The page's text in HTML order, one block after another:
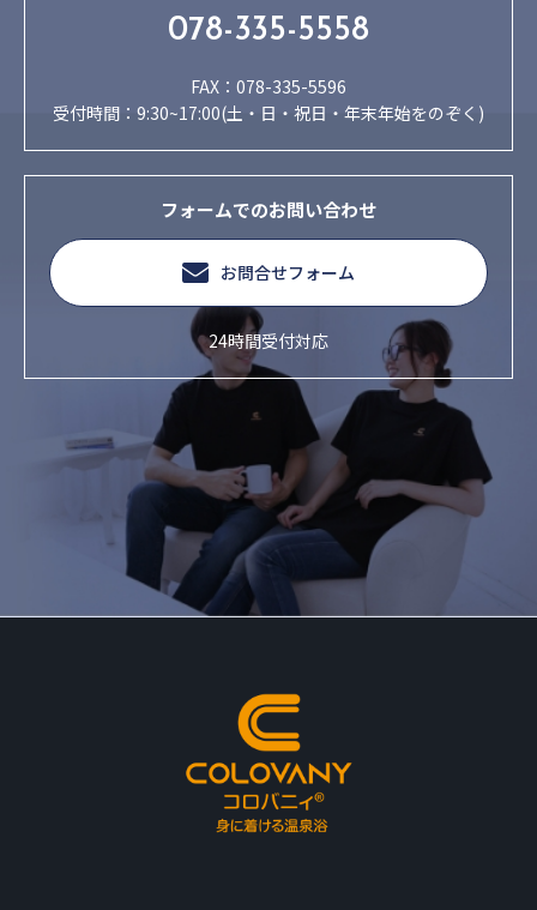
078-335-5558
FAX：078-335-5596
受付時間：9:30~17:00(土・日・祝日・年末年始をのぞく)
フォームでのお問い合わせ
お問合せフォーム
24時間受付対応